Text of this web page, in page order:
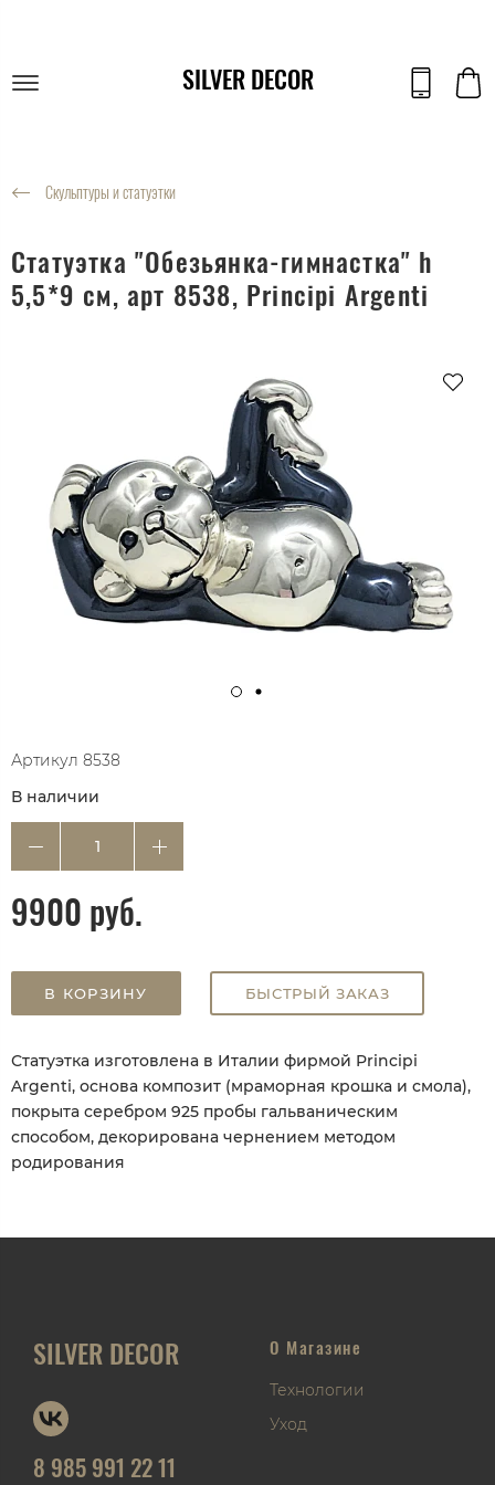
SILVER DECOR
Скульптуры и статуэтки
Статуэтка "Обезьянка-гимнастка" h
5,5*9 см, арт 8538, Principi Argenti
Артикул 8538
В наличии
9900 руб.
В КОРЗИНУ БЫСТРЫЙ ЗАКАЗ
Статуэтка изготовлена в Италии фирмой Principi
Argenti, основа композит (мраморная крошка и смола),
покрыта серебром 925 пробы гальваническим
способом, декорирована чернением методом
родирования
SILVER DECOR
8 985 991 22 11
О Магазине
Технологии
Уход